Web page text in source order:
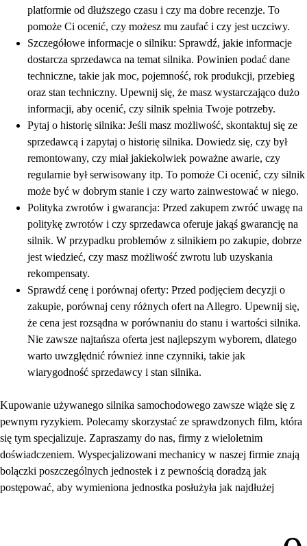
platformie od dłuższego czasu i czy ma dobre recenzje. To
pomoże Ci ocenić, czy możesz mu zaufać i czy jest uczciwy.
Szczegółowe informacje o silniku: Sprawdź, jakie informacje
dostarcza sprzedawca na temat silnika. Powinien podać dane
techniczne, takie jak moc, pojemność, rok produkcji, przebieg
oraz stan techniczny. Upewnij się, że masz wystarczająco dużo
informacji, aby ocenić, czy silnik spełnia Twoje potrzeby.
Pytaj o historię silnika: Jeśli masz możliwość, skontaktuj się ze
sprzedawcą i zapytaj o historię silnika. Dowiedz się, czy był
remontowany, czy miał jakiekolwiek poważne awarie, czy
regularnie był serwisowany itp. To pomoże Ci ocenić, czy silnik
może być w dobrym stanie i czy warto zainwestować w niego.
Polityka zwrotów i gwarancja: Przed zakupem zwróć uwagę na
politykę zwrotów i czy sprzedawca oferuje jakąś gwarancję na
silnik. W przypadku problemów z silnikiem po zakupie, dobrze
jest wiedzieć, czy masz możliwość zwrotu lub uzyskania
rekompensaty.
Sprawdź cenę i porównaj oferty: Przed podjęciem decyzji o
zakupie, porównaj ceny różnych ofert na Allegro. Upewnij się,
że cena jest rozsądna w porównaniu do stanu i wartości silnika.
Nie zawsze najtańsza oferta jest najlepszym wyborem, dlatego
warto uwzględnić również inne czynniki, takie jak
wiarygodność sprzedawcy i stan silnika.
Kupowanie używanego silnika samochodowego zawsze wiąże się z
pewnym ryzykiem. Polecamy skorzystać ze sprawdzonych film, która
się tym specjalizuje. Zapraszamy do nas, firmy z wieloletnim
doświadczeniem. Wyspecjalizowani mechanicy w naszej firmie znają
bolączki poszczególnych jednostek i z pewnością doradzą jak
postępować, aby wymieniona jednostka posłużyła jak najdłużej